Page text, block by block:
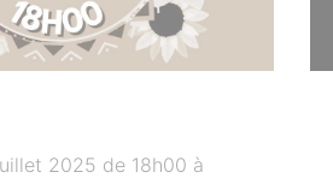
2025 de 18h00 à